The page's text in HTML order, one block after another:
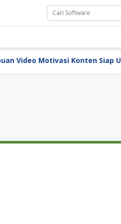
Motivasi Konten Siap Upload